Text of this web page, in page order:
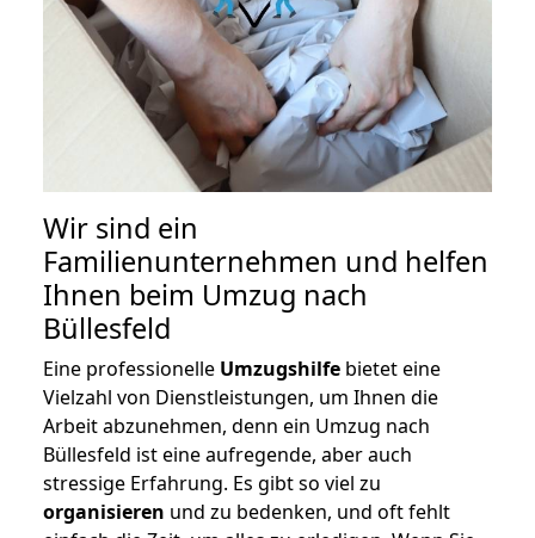
Wir sind ein
Familienunternehmen und helfen
Ihnen beim Umzug nach
Büllesfeld
Eine professionelle Umzugshilfe bietet eine
Vielzahl von Dienstleistungen, um Ihnen die
Arbeit abzunehmen, denn ein Umzug nach
Büllesfeld ist eine aufregende, aber auch
stressige Erfahrung. Es gibt so viel zu
organisieren und zu bedenken, und oft fehlt